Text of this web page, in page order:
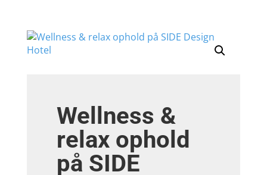
Wellness &
relax ophold
på SIDE